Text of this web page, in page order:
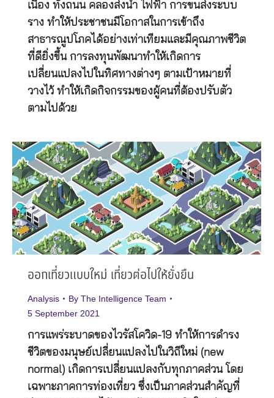
เนื่อง ทั้งถนน คลองส่งน้ำ ไฟฟ้า การขนส่งระบบ
ราง ทำให้ประชาชนมีโอกาสในการเข้าถึง
สาธารณูปโภคได้อย่างเท่าเทียมและมีคุณภาพชีวิต
ที่ดียิ่งขึ้น การลงทุนพัฒนาทำให้เกิดการ
เปลี่ยนแปลงไปในทิศทางต่างๆ ตามเป้าหมายที่
วางไว้ ทำให้เกิดกิจกรรมของผู้คนที่ต้องปรับตัว
ตามไปด้วย
ออกเที่ยวแบบใหม่ เที่ยวต่อไปให้ยั่งยืน
Analysis By The Intelligence Team
5 September 2021
การแพร่ระบาดของไวรัสโควิด-19 ทำให้การดำรง
ชีวิตของมนุษย์เปลี่ยนแปลงไปในวิถีใหม่ (new
normal) เกิดการเปลี่ยนแปลงกับทุกภาคส่วน โดย
เฉพาะภาคการท่องเที่ยว ซึ่งเป็นภาคส่วนสำคัญที่